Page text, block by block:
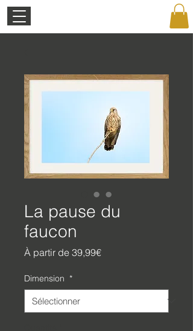
La pause du
faucon
À partir de 39,99€Prix
Dimension *